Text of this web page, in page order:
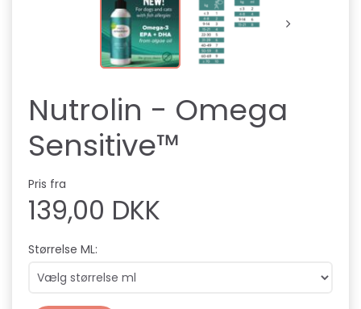
Nutrolin - Omega
Sensitive™
Pris fra
139,00 DKK
Størrelse ML: